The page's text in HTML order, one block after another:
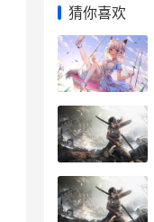
猜你喜欢